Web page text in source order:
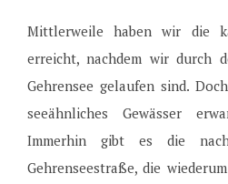
Mittlerweile haben wir die
erreicht, nachdem wir durch
Gehrensee gelaufen sind.
seeähnliches Gewässer
Immerhin gibt es die
Gehrenseestraße, die